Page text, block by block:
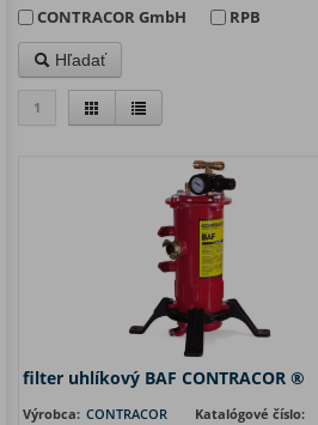
CONTRACOR GmbH RPB
Hľadať
1
filter uhlíkový BAF CONTRACOR ®
Výrobca: CONTRACOR
Katalógové číslo: